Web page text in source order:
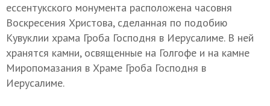
ессентукского монумента расположена часовня
Воскресения Христова, сделанная по подобию
Кувуклии храма Гроба Господня в Иерусалиме. В ней
хранятся камни, освященные на Голгофе и на камне
Миропомазания в Храме Гроба Господня в
Иерусалиме.